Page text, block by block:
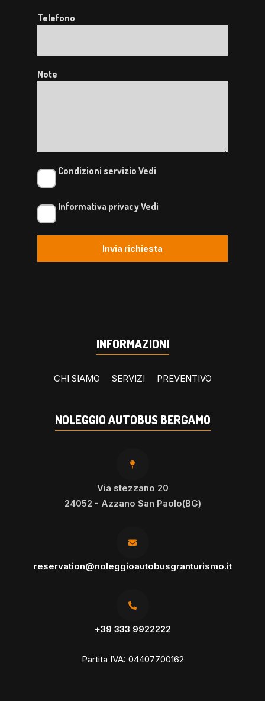
Telefono
Note
Condizioni servizio Vedi
Informativa privacyVedi
Invia richiesta
INFORMAZIONI
CHI SIAMO SERVIZI PREVENTIVO
NOLEGGIO AUTOBUS BERGAMO
Via stezzano 20
24052 - Azzano San Paolo(BG)
reservation@noleggioautobusgranturismo.it
+39 333 9922222
Partita IVA: 04407700162